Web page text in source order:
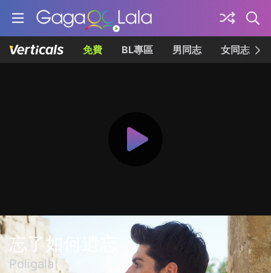
免費 BL專區 男同志 女同志
忘了如何遺忘
Poligala